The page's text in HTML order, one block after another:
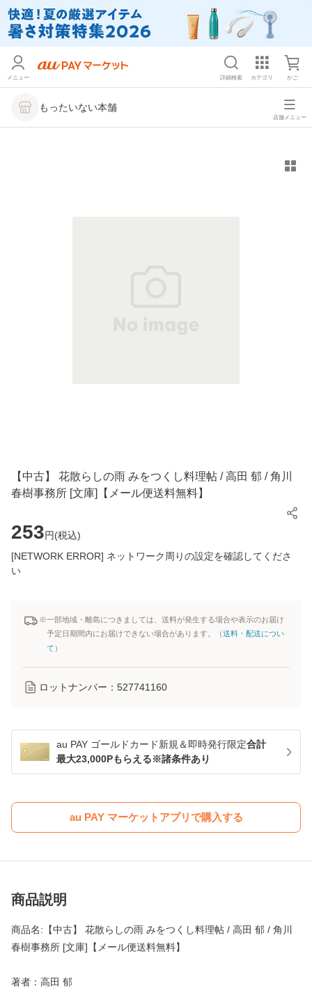
メニュー 詳細検索 カテゴリ かご
もったいない本舗
店舗メニュー
【中古】 花散らしの雨 みをつくし料理帖 / 高田 郁 / 角川
春樹事務所 [文庫]【メール便送料無料】
253円(税込)
[NETWORK ERROR] ネットワーク周りの設定を確認してくださ
い
※一部地域・離島につきましては、送料が発生する場合や表示のお届け
予定日期間内にお届けできない場合があります。（送料・配送につい
て ）
ロットナンバー： 527741160
au PAY ゴールドカード新規＆即時発行限定合計
最大23,000Pもらえる※諸条件あり
au PAY マーケットアプリで購入する
商品説明
商品名:【中古】 花散らしの雨 みをつくし料理帖 / 高田 郁 / 角川
春樹事務所 [文庫]【メール便送料無料】
著者：高田 郁